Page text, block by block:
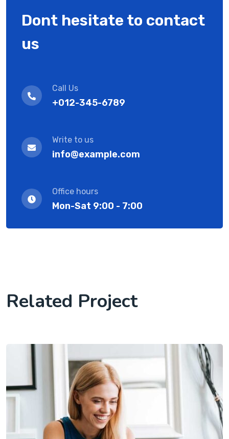
Dont hesitate to contact
us
Call Us
+012-345-6789
Write to us
info@example.com
Office hours
Mon-Sat 9:00 - 7:00
Related Project